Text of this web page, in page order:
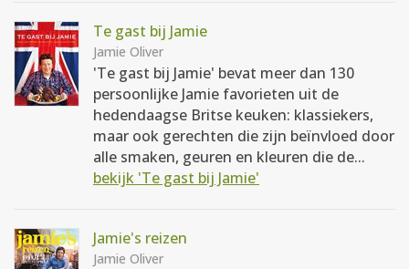
Te gast bij Jamie
Jamie Oliver
'Te gast bij Jamie' bevat meer dan 130
persoonlijke Jamie favorieten uit de
hedendaagse Britse keuken: klassiekers,
maar ook gerechten die zijn beïnvloed door
alle smaken, geuren en kleuren die de...
bekijk 'Te gast bij Jamie'
Jamie's reizen
Jamie Oliver